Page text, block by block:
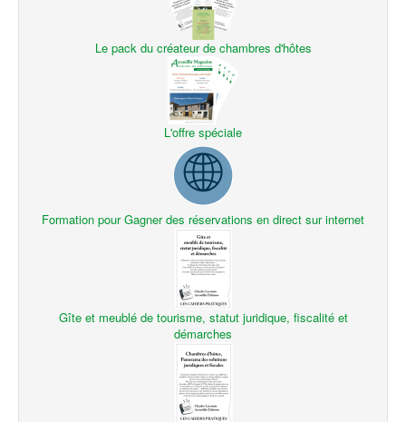
Le pack du créateur de chambres d'hôtes
L'offre spéciale
Formation pour Gagner des réservations en direct sur internet
Gîte et meublé de tourisme, statut juridique, fiscalité et
démarches